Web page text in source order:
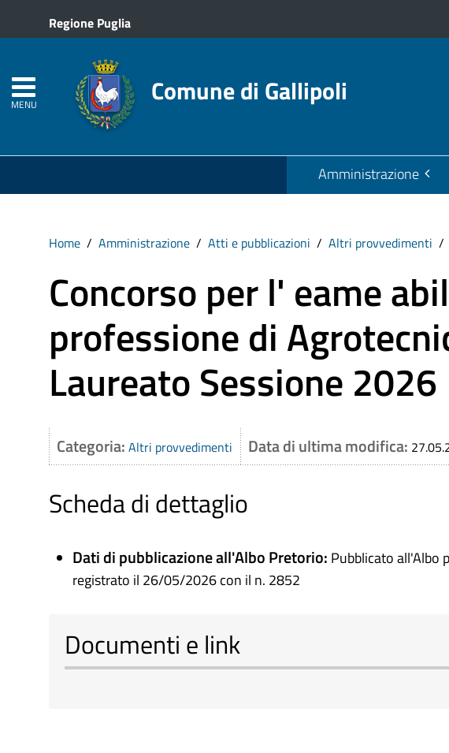
Regione Puglia
MENU Comune di Gallipoli
Amministrazione
Home Amministrazione Atti e pubblicazioni Altri provvedimenti
Concorso per l' eame
professione di
Laureato Sessione 2026
Categoria: Altri provvedimenti Data di ultima modifica:
Scheda di dettaglio
Dati di pubblicazione all'Albo Pretorio: Pubblicato
registrato il 26/05/2026 con il n. 2852
Documenti e link